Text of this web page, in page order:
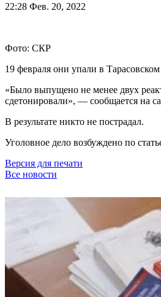
22:28 Фев. 20, 2022
Фото: СКР
19 февраля они упали в
«Было выпущено не менее двух
сдетонировали», — сообщается на
В результате никто не пострадал.
Уголовное дело возбуждено по
Версия для печати
Все новости